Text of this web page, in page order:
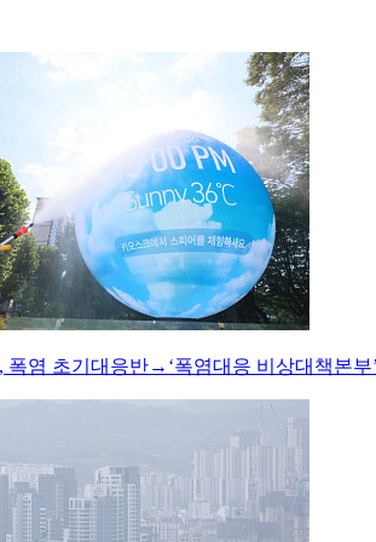
폭염 초기대응반→‘폭염대응 비상대책본부